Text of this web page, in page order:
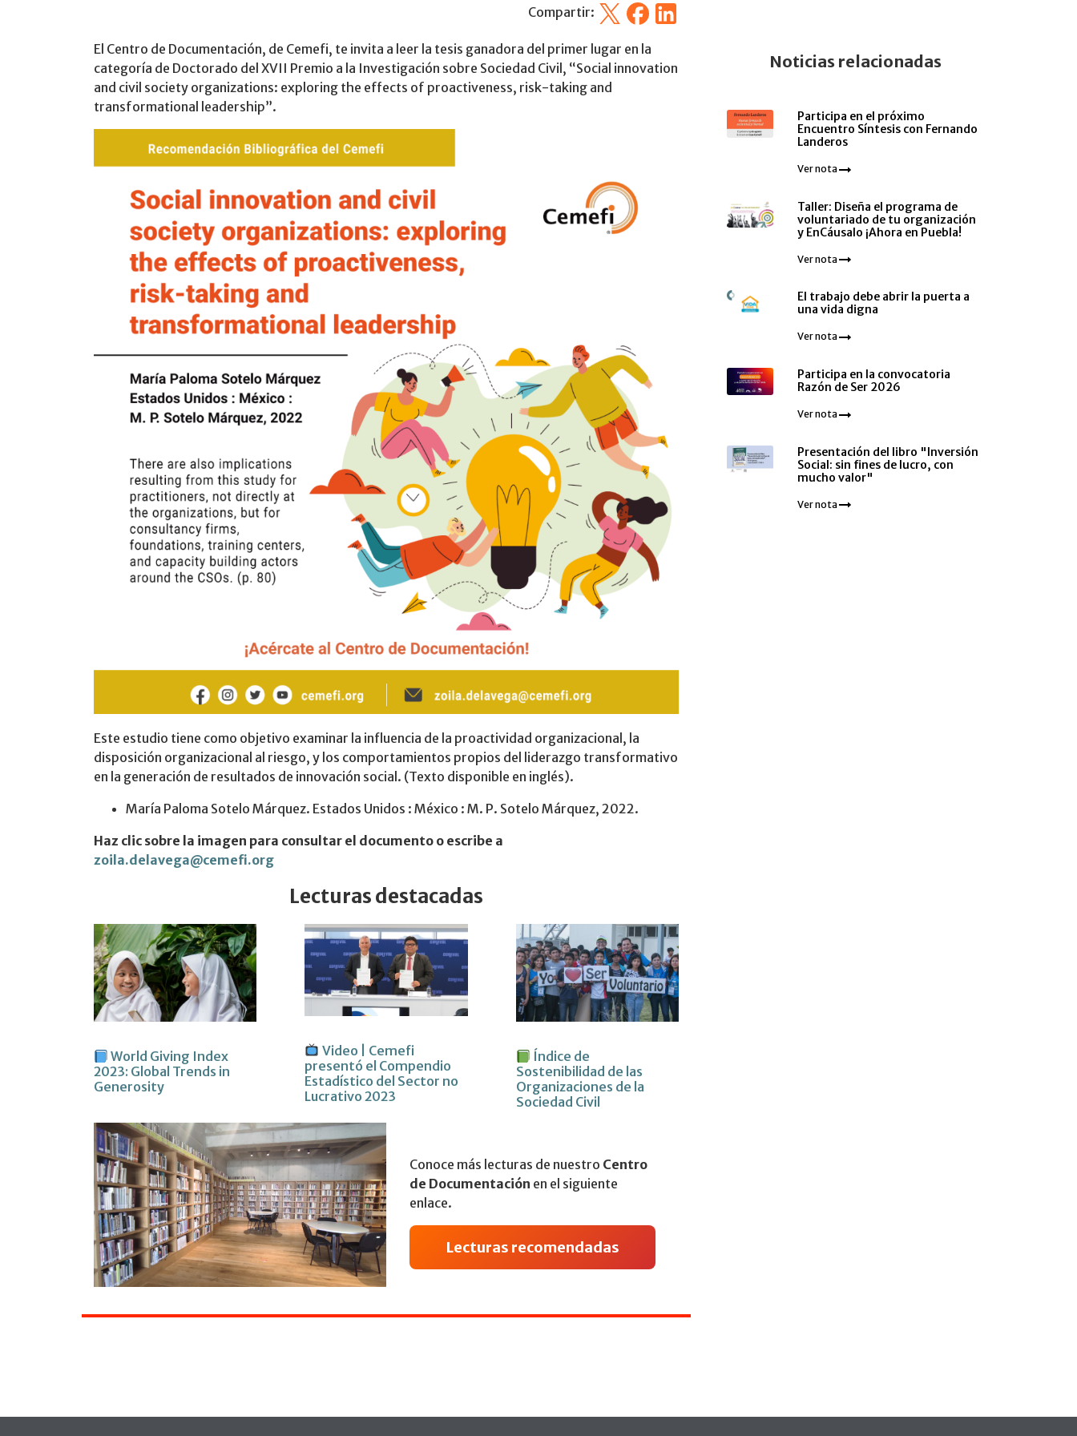
Compartir: X FacebookLinkedin
El Centro de Documentación, de Cemefi, te invita a leer la tesis ganadora del primer lugar en la
categoría de Doctorado del XVII Premio a la Investigación sobre Sociedad Civil, “Social innovation
and civil society organizations: exploring the effects of proactiveness, risk-taking and
transformational leadership”.
Este estudio tiene como objetivo examinar la influencia de la proactividad organizacional, la
disposición organizacional al riesgo, y los comportamientos propios del liderazgo transformativo
en la generación de resultados de innovación social. (Texto disponible en inglés).
María Paloma Sotelo Márquez. Estados Unidos : México : M. P. Sotelo Márquez, 2022.
Haz clic sobre la imagen para consultar el documento o escribe a
zoila.delavega@cemefi.org
Lecturas destacadas
World Giving Index
2023: Global Trends in
Generosity
Video | Cemefi
presentó el Compendio
Estadístico del Sector no
Lucrativo 2023
Índice de
Sostenibilidad de las
Organizaciones de la
Sociedad Civil
Conoce más lecturas de nuestro Centro
de Documentación en el siguiente
enlace.
Lecturas recomendadas
Noticias relacionadas
Participa en el próximo
Encuentro Síntesis con Fernando
Landeros
Ver nota
Taller: Diseña el programa de
voluntariado de tu organización
y EnCáusalo ¡Ahora en Puebla!
Ver nota
El trabajo debe abrir la puerta a
una vida digna
Ver nota
Participa en la convocatoria
Razón de Ser 2026
Ver nota
Presentación del libro "Inversión
Social: sin fines de lucro, con
mucho valor"
Ver nota